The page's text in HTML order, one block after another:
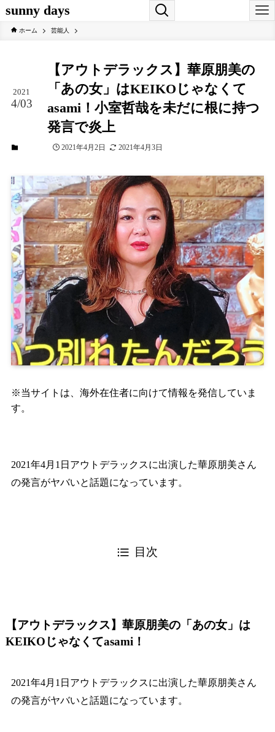
sunny days
ホーム 芸能人
【アウトデラックス】華原朋美の
「あの女」はKEIKOじゃなくて
asami！小室哲哉を未だに根に持つ
発言で炎上
2021
4/03
2021年4月2日 2021年4月3日
※当サイトは、海外在住者に向けて情報を発信していま
す。
2021年4月1日アウトデラックスに出演した華原朋美さん
の発言がヤバいと話題になっています。
目次
【アウトデラックス】華原朋美の「あの女」は
KEIKOじゃなくてasami！
2021年4月1日アウトデラックスに出演した華原朋美さん
の発言がヤバいと話題になっています。